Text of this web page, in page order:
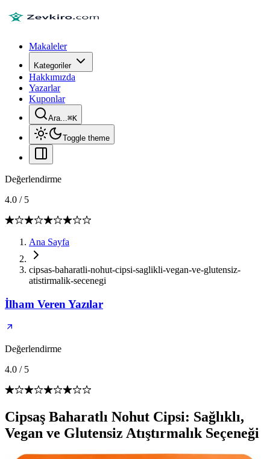
Makaleler
Kategoriler
Hakkımızda
Yazarlar
Kuponlar
Ara...⌘K
Toggle theme
Değerlendirme
4.0 / 5
Ana Sayfa
cipsas-baharatli-nohut-cipsi-saglikli-vegan-ve-glutensiz-
atistirmalik-secenegi
İlham Veren Yazılar
Değerlendirme
4.0 / 5
Cipsaş Baharatlı Nohut Cipsi: Sağlıklı,
Vegan ve Glutensiz Atıştırmalık Seçeneği